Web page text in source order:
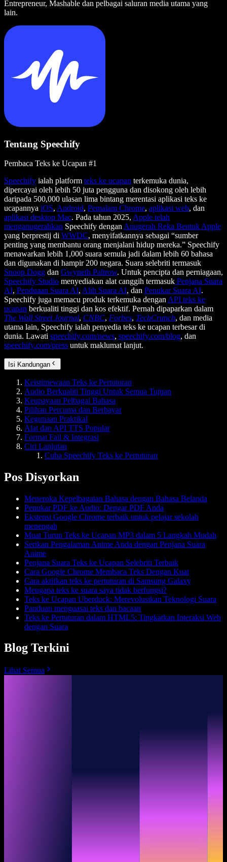
Entrepreneur, Mashable dan pelbagai saluran media utama yang
lain.
Tentang Speechify
Pembaca Teks ke Ucapan #1
Speechify ialah platform teks ke ucapan terkemuka dunia,
dipercayai oleh lebih 50 juta pengguna dan disokong oleh lebih
daripada 500,000 ulasan lima bintang merentasi aplikasi teks ke
ucapannya iOS, Android, Pemalam Chrome, aplikasi web, dan
aplikasi desktop Mac. Pada tahun 2025, Apple telah
menganugerahkan Speechify dengan Anugerah Reka Bentuk Apple
yang berprestij di WWDC, menyifatkannya sebagai “sumber
penting yang membantu orang menjalani hidup mereka.” Speechify
menawarkan lebih 1,000 suara semula jadi dalam lebih 60 bahasa
dan digunakan di hampir 200 negara. Suara selebriti termasuk
Snoop Dogg dan Gwyneth Paltrow. Untuk pencipta dan perniagaan,
Speechify Studio menyediakan alat canggih termasuk Penjana Suara
AI, Penduaan Suara AI, Alih Suara AI, dan Penukar Suara AI.
Speechify juga memacu produk terkemuka dengan API teks ke
ucapan berkualiti tinggi dan kos efektif. Pernah dipaparkan dalam
The Wall Street Journal, CNBC, Forbes, TechCrunch, dan media
utama lain, Speechify ialah penyedia teks ke ucapan terbesar di
dunia. Lawati speechify.com/news, speechify.com/blog, dan
speechify.com/press untuk maklumat lanjut.
Isi Kandungan
Keistimewaan Teks ke Pertuturan
Audio Berkualiti Tinggi Untuk Semua Tujuan
Keupayaan Pelbagai Bahasa
Pilihan Percuma dan Berbayar
Kegunaan Praktikal
Alat dan API TTS Popular
Format Fail & Integrasi
Ciri Lanjutan
Cuba Speechify Teks ke Pertuturan
Pos Disyorkan
Meneroka Kepelbagaian Bahasa dengan Bahasa Belanda
Penukar PDF ke Audio: Dengar PDF Anda
Ekstensi Google Chrome terbaik untuk pelajar sekolah
menengah
Muat Turun Teks ke Ucapan MP3 dalam 5 Langkah Mudah
Serikan Pengalaman Anime Anda dengan Penjana Suara
Anime
Penjana Suara Teks ke Ucapan Selebriti Terbaik
Cara Google Chrome Membaca Teks Dengan Kuat
Cara aktifkan teks ke pertuturan di Samsung Galaxy
Mengapa teks ke suara saya tidak berfungsi?
Teks ke Ucapan Uberduck: Merevolusikan Teknologi Suara
Panduan menguasai teks dan bacaan
Teks ke Pertuturan dalam HTML5: Tingkatkan Interaksi Web
dengan Suara
Blog Terkini
Lihat Semua